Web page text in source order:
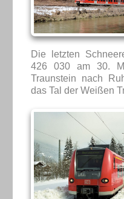
Die letzten
426 030 am 30.
Traunstein nach
das Tal der Weißen